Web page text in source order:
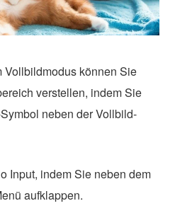
Vollbildmodus können Sie
verstellen, indem Sie
neben der Vollbild-
Input, indem Sie neben dem
aufklappen.